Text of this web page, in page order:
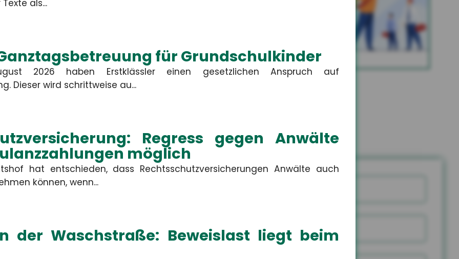
als...
für Grundschulkinder
2026 haben Erstklässler einen gesetzlichen Anspruch auf
Dieser wird schrittweise au...
Regress gegen Anwälte
möglich
hat entschieden, dass Rechtsschutzversicherungen Anwälte auch
können, wenn...
der Waschstraße: Beweislast liegt beim
unberechtigte Ansprüche
MEHR MEHR MEHR
Kontakt
Straße, Hausnummer PLZ